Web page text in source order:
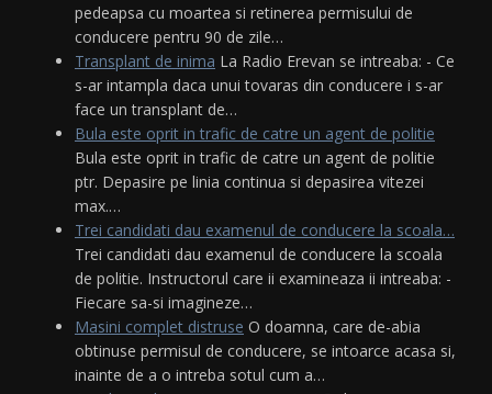
pedeapsa cu moartea si retinerea permisului de
conducere pentru 90 de zile…
Transplant de inima La Radio Erevan se intreaba: - Ce
s-ar intampla daca unui tovaras din conducere i s-ar
face un transplant de…
Bula este oprit in trafic de catre un agent de politie
Bula este oprit in trafic de catre un agent de politie
ptr. Depasire pe linia continua si depasirea vitezei
max.…
Trei candidati dau examenul de conducere la scoala…
Trei candidati dau examenul de conducere la scoala
de politie. Instructorul care ii examineaza ii intreaba: -
Fiecare sa-si imagineze…
Masini complet distruse O doamna, care de-abia
obtinuse permisul de conducere, se intoarce acasa si,
inainte de a o intreba sotul cum a…